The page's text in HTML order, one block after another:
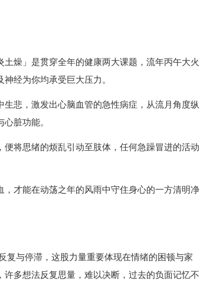
燥」是贯穿全年的健康两大课题，流年丙午大火
经为你均承受巨大压力。
悲，激发出心脑血管的急性病症，从流月角度纵
脏功能。
将思绪的烦乱引动至肢体，任何急躁冒进的活动
才能在动荡之年的风雨中守住身心的一方清明净
复与停滞，这股力量重要体现在情绪的困顿与家
多想法反复思量，难以决断，过去的负面记忆不